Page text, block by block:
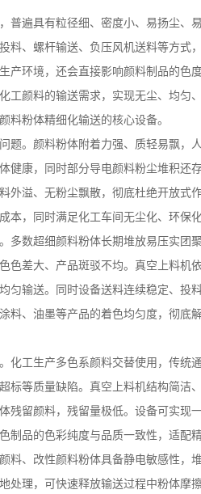
普遍具有粒径细、密度小、易扬尘、
料、螺杆输送、负压风机送料等方式
环境，还会直接影响颜料制品的色
颜料的输送需求，实现无尘、均匀
料粉体精细化输送的核心设备。
题。颜料粉体附着力强、质轻易飘，
健康，同时部分导电颜料粉尘堆积还
外溢、无粉尘飘散，彻底杜绝开放式
，同时满足化工车间无尘化、环保
多数超细颜料粉体长期堆放易压实团
色差大、产品斑驳不均。真空上料机
匀输送。同时设备送料连续稳定、投
料、油墨等产品的着色均匀度，彻底
化工生产多色系颜料交替使用，传统
标等质量缺陷。真空上料机结构简洁
残留颜料，残留量极低。设备可实现
品的色彩纯度与品质一致性，适配
料、改性颜料粉体具备静电敏感性，
处理，可快速释放输送过程中粉体摩